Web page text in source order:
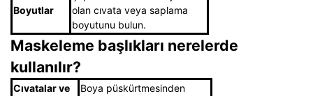
Boyutlar
olan cıvata veya saplama
boyutunu bulun.
Maskeleme başlıkları nerelerde
kullanılır?
Cıvatalar ve
Boya püskürtmesinden